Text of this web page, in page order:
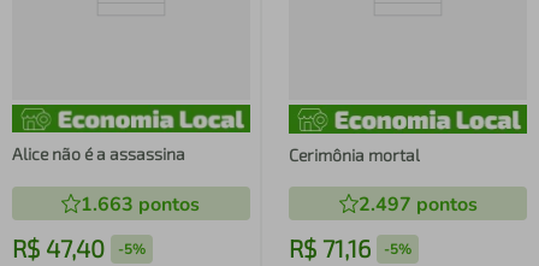
Alice não é a assassina
1.663 pontos
R$ 47,40 -5%
Cerimônia mortal
2.497 pontos
R$ 71,16 -5%